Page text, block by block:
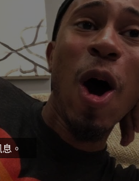
。